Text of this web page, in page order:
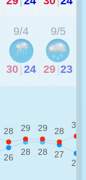
9/4
30 24
9/5
29 23